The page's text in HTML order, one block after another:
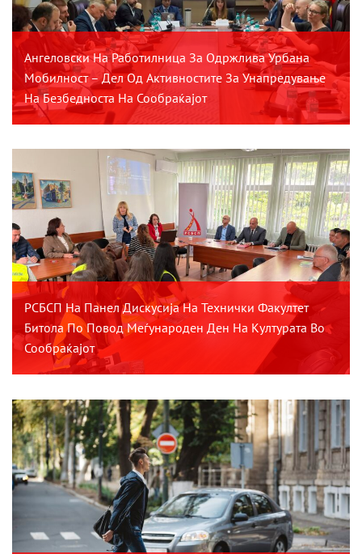
Ангеловски На Работилница За Одржлива Урбана
Мобилност – Дел Од Активностите За Унапредување
На Безбедноста На Сообраќајот
РСБСП На Панел Дискусија На Технички Факултет
Битола По Повод Меѓународен Ден На Културата Во
Сообраќајот